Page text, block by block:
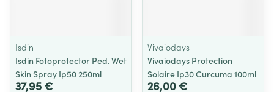
Isdin
Isdin Fotoprotector Ped. Wet
Skin Spray Ip50 250ml
37,95 €
Vivaiodays
Vivaiodays Protection
Solaire Ip30 Curcuma 100ml
26,00 €